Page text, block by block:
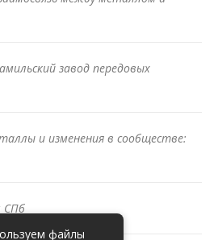
завод передовых
и изменения в сообществе:
файлы